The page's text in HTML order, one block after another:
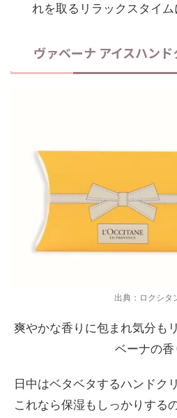
れを取るリラックスタイ
ヴァベーナ アイスハン
出典：ロクシタ
爽やかな香りに包まれ気分も
ベーナの香
日中はベタベタするハンドク
これなら保湿もしっかりする